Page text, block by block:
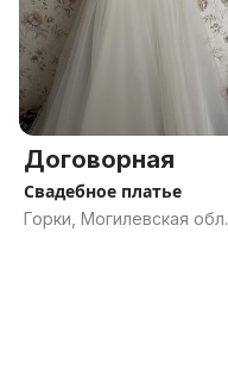
Договорная
Свадебное платье
Горки, Могилевская обл.